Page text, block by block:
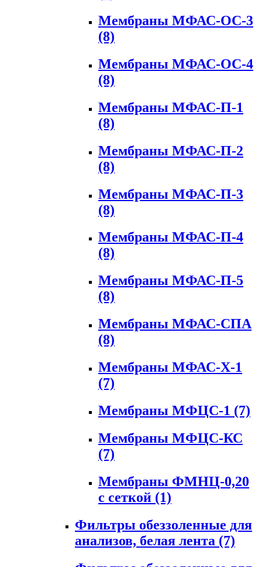
Мембраны МФАС-ОС-3
(8)
Мембраны МФАС-ОС-4
(8)
Мембраны МФАС-П-1
(8)
Мембраны МФАС-П-2
(8)
Мембраны МФАС-П-3
(8)
Мембраны МФАС-П-4
(8)
Мембраны МФАС-П-5
(8)
Мембраны МФАС-СПА
(8)
Мембраны МФАС-Х-1
(7)
Мембраны МФЦС-1 (7)
Мембраны МФЦС-КС
(7)
Мембраны ФМНЦ-0,20
с сеткой (1)
Фильтры обеззоленные для
анализов, белая лента (7)